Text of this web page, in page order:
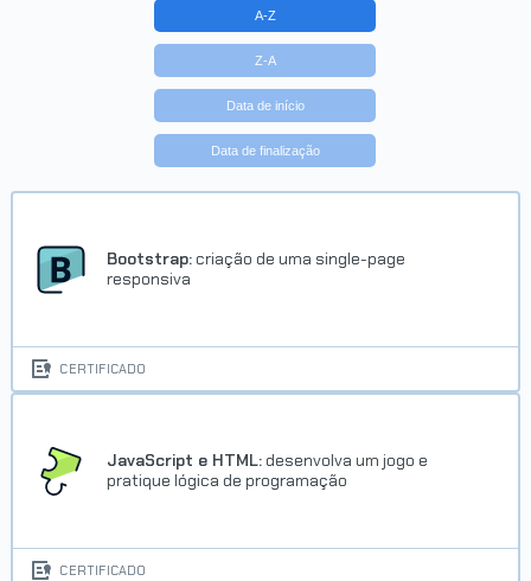
A-Z
Z-A
Data de início
Data de finalização
Bootstrap: criação de uma single-page
responsiva
CERTIFICADO
JavaScript e HTML: desenvolva um jogo e
pratique lógica de programação
CERTIFICADO